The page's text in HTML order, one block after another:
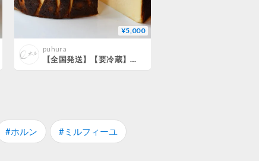
¥5,000
puhura
【全国発送】【要冷蔵】ホルンのバスクチーズケーキ
#ホルン #ミルフィーユ